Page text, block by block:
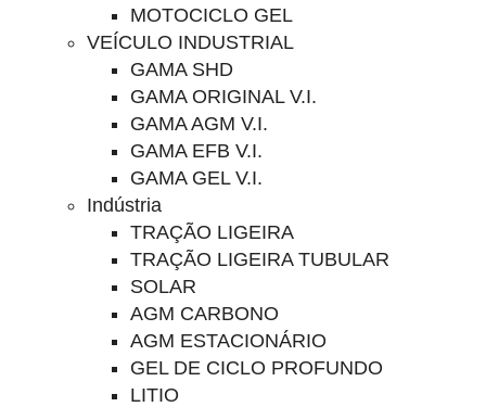
MOTOCICLO GEL
VEÍCULO INDUSTRIAL
GAMA SHD
GAMA ORIGINAL V.I.
GAMA AGM V.I.
GAMA EFB V.I.
GAMA GEL V.I.
Indústria
TRAÇÃO LIGEIRA
TRAÇÃO LIGEIRA TUBULAR
SOLAR
AGM CARBONO
AGM ESTACIONÁRIO
GEL DE CICLO PROFUNDO
LITIO